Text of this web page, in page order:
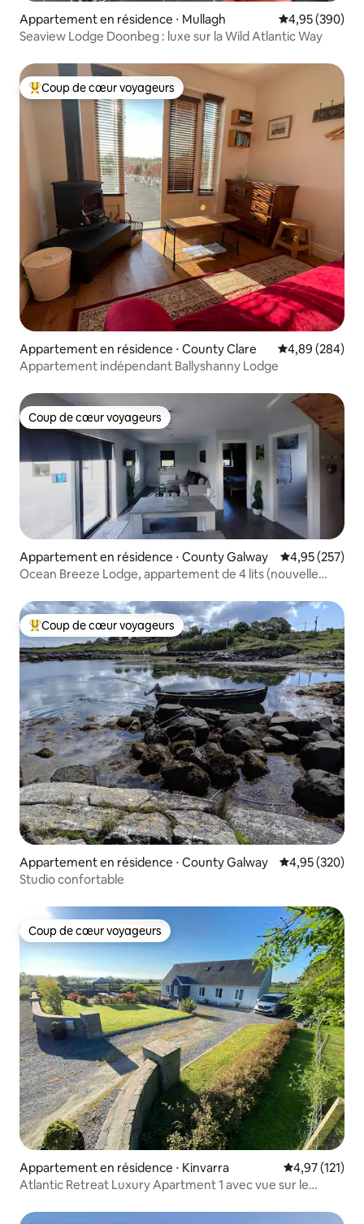
Appartement en résidence ⋅ Mullagh Évaluation
4,95 (390)
Seaview Lodge Doonbeg : luxe sur la Wild Atlantic Way
Coups de cœur voyageurs les plus appréciés
Coup de cœur voyageurs
Appartement en résidence ⋅ County Clare Évaluation
4,89 (284)
Appartement indépendant Ballyshanny Lodge
Coup de cœur voyageurs
Coup de cœur voyageurs
Appartement en résidence ⋅ County Galway Évaluation
4,95 (257)
Ocean Breeze Lodge, appartement de 4 lits (nouvelle
Coups de cœur voyageurs les plus appréciés
Coup de cœur voyageurs
Appartement en résidence ⋅ County Galway Évaluation
4,95 (320)
Studio confortable
Coup de cœur voyageurs
Coup de cœur voyageurs
Appartement en résidence ⋅ Kinvarra Évaluation
4,97 (121)
Atlantic Retreat Luxury Apartment 1 avec vue sur le